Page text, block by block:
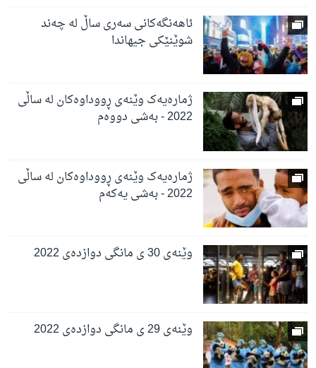
ئاهەنگەکانی سەری ساڵ لە چەند
شوێنێکی جیهاندا
ژمارەیەک وێنەی ڕووداوەکان لە ساڵی
2022 - بەشی دووەم
ژمارەیەک وێنەی ڕووداوەکان لە ساڵی
2022 - بەشی یەکەم
وێنەی 30 ی مانگی دوازدەی 2022
وێنەی 29 ی مانگی دوازدەی 2022